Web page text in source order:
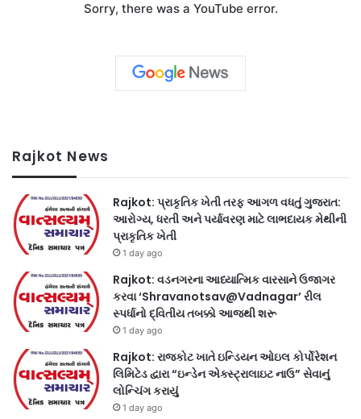
Sorry, there was a YouTube error.
Rajkot News
Rajkot: પ્રાકૃતિક ખેતી તરફ આગળ વધતું ગુજરાત:
આરોગ્ય, ધરતી અને પર્યાવરણ માટે લાભદાયક મેથીની
પ્રાકૃતિક ખેતી
1 day ago
Rajkot: વડનગરના આધ્યાત્મિક વારસાને ઉજાગર
કરવા ‘Shravanotsav@Vadnagar’ રીલ
સ્પર્ધાનો દ્વિતીય તબક્કો આજથી શરૂ
1 day ago
Rajkot: રાજકોટ ખાતે ઇન્ડિયન ઓઇલ કોર્પોરેશન
લિમિટેડ દ્વારા “ઇન્ડેન એક્સ્ટ્રાલાઇટ નાઉ” સેવાનું
લોન્ચિંગ કરાયું
1 day ago